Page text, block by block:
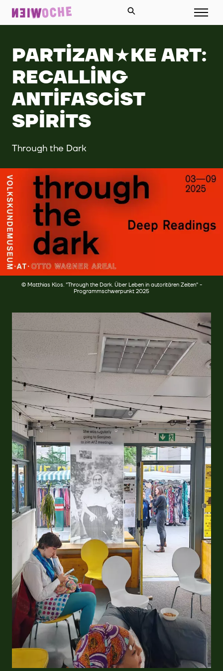
PARTIZAN★KE ART:
RECALLING
ANTIFASCIST
SPIRITS
Through the Dark
© Matthias Klos. "Through the Dark. Über Leben in autoritären Zeiten" -
Programmschwerpunkt 2025